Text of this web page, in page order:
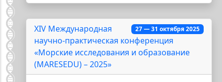
27 — 31 октября 2025
XIV Международная
научно-практическая конференция
«Морские исследования и образование
(MARESEDU) – 2025»